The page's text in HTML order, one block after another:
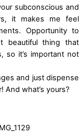
subconscious and
it makes me feel
Opportunity to
beautiful thing that
so it’s important not
and just dispense
And what’s yours?